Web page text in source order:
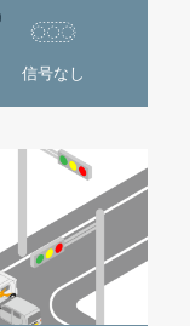
信号なし